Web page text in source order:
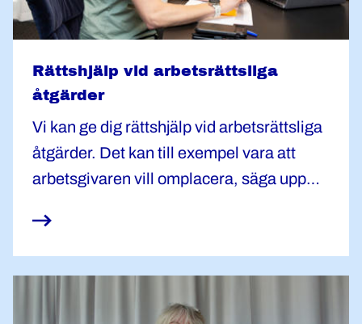
Rättshjälp vid arbetsrättsliga
åtgärder
Vi kan ge dig rättshjälp vid arbetsrättsliga
åtgärder. Det kan till exempel vara att
arbetsgivaren vill omplacera, säga upp
disciplinpåföljd på grund av
tjänsteförseelse.